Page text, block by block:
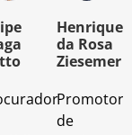
Henrique
da Rosa
Ziesemer
Promotor
de